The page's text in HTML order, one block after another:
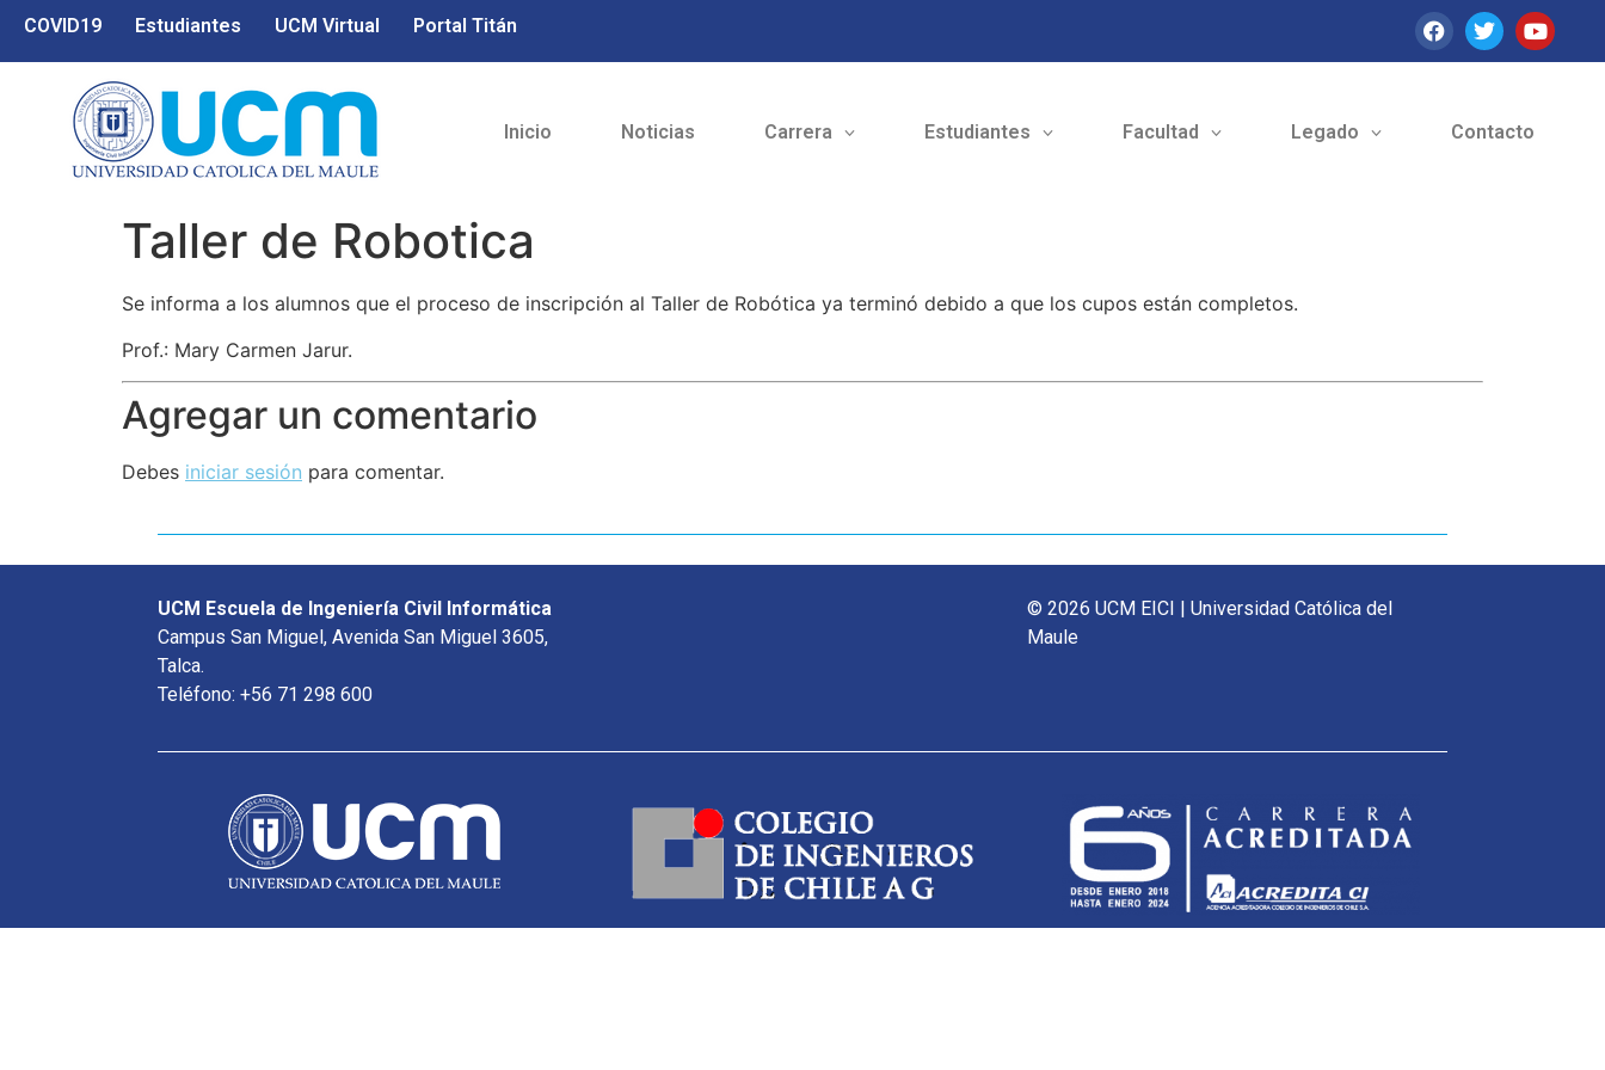
COVID19 Estudiantes UCM Virtual Portal Titán
Inicio Noticias Carrera Estudiantes Facultad Legado Contacto
Taller de Robotica
Se informa a los alumnos que el proceso de inscripción al Taller de Robótica ya terminó debido a que los cupos están completos.
Prof.: Mary Carmen Jarur.
Agregar un comentario
Debes iniciar sesión para comentar.
UCM Escuela de Ingeniería Civil Informática
Campus San Miguel, Avenida San Miguel 3605,
Talca.
Teléfono: +56 71 298 600
© 2026 UCM EICI | Universidad Católica del
Maule